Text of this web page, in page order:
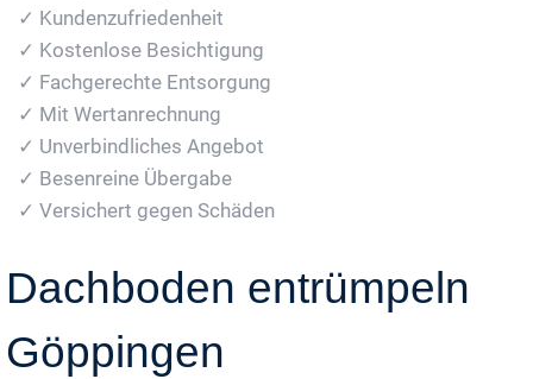
✓ Kundenzufriedenheit
✓ Kostenlose Besichtigung
✓ Fachgerechte Entsorgung
✓ Mit Wertanrechnung
✓ Unverbindliches Angebot
✓ Besenreine Übergabe
✓ Versichert gegen Schäden
Dachboden entrümpeln
Göppingen